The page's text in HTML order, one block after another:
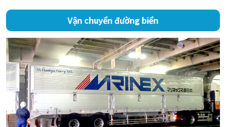
Vận chuyển đường biển